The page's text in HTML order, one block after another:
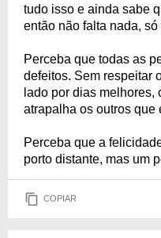
tudo isso e ainda sabe
então não falta nada,
Perceba que todas as
defeitos. Sem respeitar
lado por dias
atrapalha os outros que
Perceba que a
porto distante, mas um
COPIAR